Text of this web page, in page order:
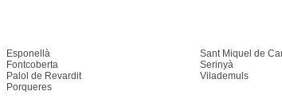
Esponellà
Fontcoberta
Palol de Revardit
Porqueres
Sant Miquel de
Serinyà
Vilademuls